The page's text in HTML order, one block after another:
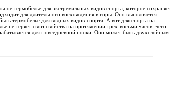
термобелье для экстремальных видов спорта, которое сохраняет
для длительного восхождения в горы. Оно выполняется
термобелье для водных видов спорта. А вот для спорта на
не теряет свои свойства на протяжении трех-восьми часов, чего
для повседневной носки. Оно может быть двухслойным